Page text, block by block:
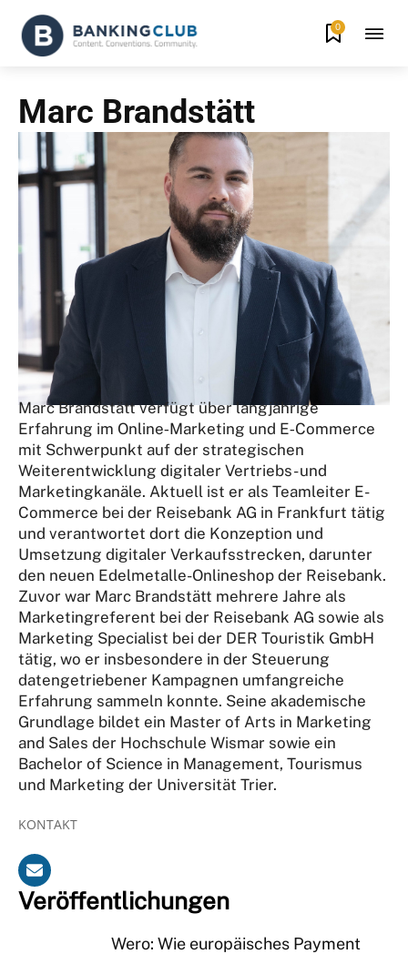
0
Marc Brandstätt
Marc Brandstätt verfügt über langjährige
Erfahrung im Online‑Marketing und E‑Commerce
mit Schwerpunkt auf der strategischen
Weiterentwicklung digitaler Vertriebs- und
Marketingkanäle. Aktuell ist er als Teamleiter E-
Commerce bei der Reisebank AG in Frankfurt tätig
und verantwortet dort die Konzeption und
Umsetzung digitaler Verkaufsstrecken, darunter
den neuen Edelmetalle-Onlineshop der Reisebank.
Zuvor war Marc Brandstätt mehrere Jahre als
Marketingreferent bei der Reisebank AG sowie als
Marketing Specialist bei der DER Touristik GmbH
tätig, wo er insbesondere in der Steuerung
datengetriebener Kampagnen umfangreiche
Erfahrung sammeln konnte. Seine akademische
Grundlage bildet ein Master of Arts in Marketing
and Sales der Hochschule Wismar sowie ein
Bachelor of Science in Management, Tourismus
und Marketing der Universität Trier.
KONTAKT
Veröffentlichungen
Wero: Wie europäisches Payment